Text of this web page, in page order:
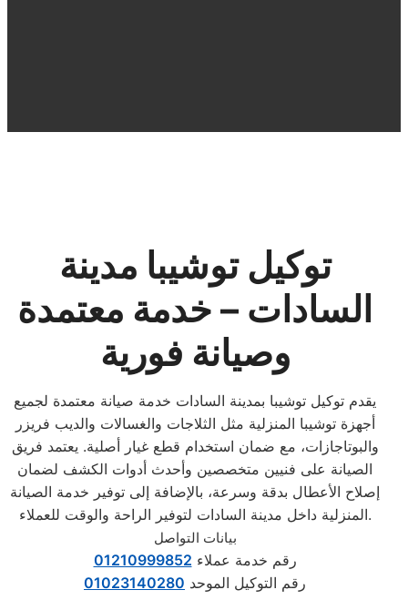
توكيل توشيبا مدينة
السادات – خدمة معتمدة
وصيانة فورية
يقدم توكيل توشيبا بمدينة السادات خدمة صيانة معتمدة لجميع
أجهزة توشيبا المنزلية مثل الثلاجات والغسالات والديب فريزر
والبوتاجازات، مع ضمان استخدام قطع غيار أصلية. يعتمد فريق
الصيانة على فنيين متخصصين وأحدث أدوات الكشف لضمان
إصلاح الأعطال بدقة وسرعة، بالإضافة إلى توفير خدمة الصيانة
المنزلية داخل مدينة السادات لتوفير الراحة والوقت للعملاء.
بيانات التواصل
رقم خدمة عملاء 01210999852
رقم التوكيل الموحد 01023140280